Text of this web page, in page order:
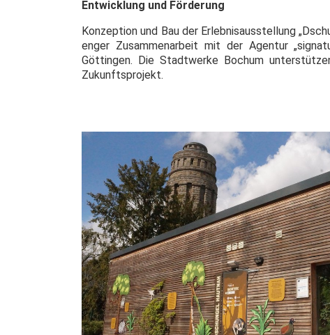
Entwicklung und Förderung
Konzeption und Bau der Erlebnisausstellung
enger Zusammenarbeit mit der Agentur
Göttingen. Die Stadtwerke Bochum
Zukunftsprojekt.